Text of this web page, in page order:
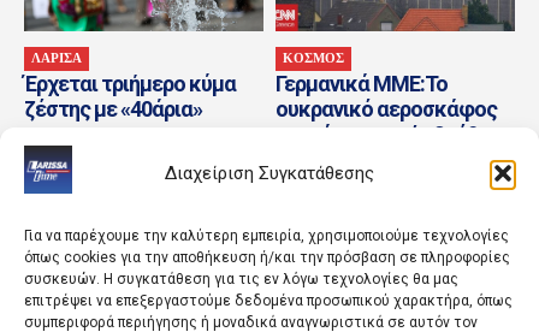
Διαχείριση Συγκατάθεσης
Για να παρέχουμε την καλύτερη εμπειρία, χρησιμοποιούμε τεχνολογίες
όπως cookies για την αποθήκευση ή/και την πρόσβαση σε πληροφορίες
συσκευών. Η συγκατάθεση για τις εν λόγω τεχνολογίες θα μας
επιτρέψει να επεξεργαστούμε δεδομένα προσωπικού χαρακτήρα, όπως
συμπεριφορά περιήγησης ή μοναδικά αναγνωριστικά σε αυτόν τον
ΛΑΡΙΣΑ
Έρχεται τριήμερο κύμα
ζέστης με «40άρια»
ΚΟΣΜΟΣ
Γερμανικά ΜΜΕ:Το
ουκρανικό αεροσκάφος
κοντά στο οποίο βρέθηκε
drone με εκρηκτικά
μετέφερε πυρομαχικά